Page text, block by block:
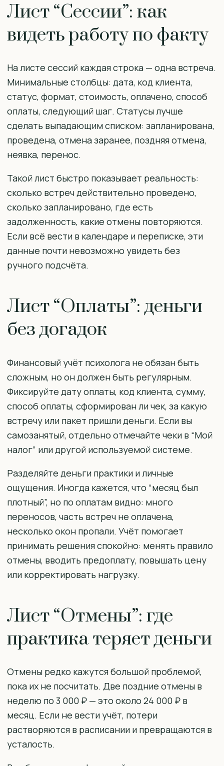
Лист “Сессии”: как
видеть работу по факту
На листе сессий каждая строка — одна встреча.
Минимальные столбцы: дата, код клиента,
статус, формат, стоимость, оплачено, способ
оплаты, следующий шаг. Статусы лучше
сделать выпадающим списком: запланирована,
проведена, отмена заранее, поздняя отмена,
неявка, перенос.
Такой лист быстро показывает реальность:
сколько встреч действительно проведено,
сколько запланировано, где есть
задолженность, какие отмены повторяются.
Если всё вести в календаре и переписке, эти
данные почти невозможно увидеть без
ручного подсчёта.
Лист “Оплаты”: деньги
без догадок
Финансовый учёт психолога не обязан быть
сложным, но он должен быть регулярным.
Фиксируйте дату оплаты, код клиента, сумму,
способ оплаты, сформирован ли чек, за какую
встречу или пакет пришли деньги. Если вы
самозанятый, отдельно отмечайте чеки в “Мой
налог” или другой используемой системе.
Разделяйте деньги практики и личные
ощущения. Иногда кажется, что “месяц был
плотный”, но по оплатам видно: много
переносов, часть встреч не оплачена,
несколько окон пропали. Учёт помогает
принимать решения спокойно: менять правило
отмены, вводить предоплату, повышать цену
или корректировать нагрузку.
Лист “Отмены”: где
практика теряет деньги
Отмены редко кажутся большой проблемой,
пока их не посчитать. Две поздние отмены в
неделю по 3 000 ₽ — это около 24 000 ₽ в
месяц. Если не вести учёт, потери
растворяются в расписании и превращаются в
усталость.